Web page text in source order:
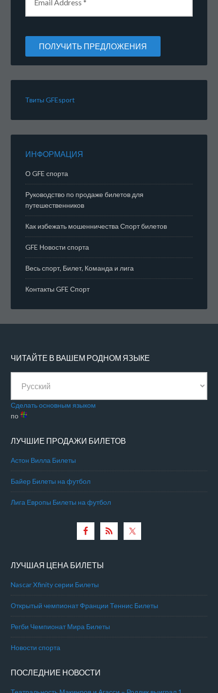
Твиты GFEsport
ИНФОРМАЦИЯ
О GFE спорта
Руководство по продаже билетов для
путешественников
Как избежать мошенничества Спорт билетов
GFE Новости спорта
Весь спорт, Билет, Команда и лига
Контакты GFE Спорт
ЧИТАЙТЕ В ВАШЕМ РОДНОМ ЯЗЫКЕ
Сделать основным языком
по
ЛУЧШИЕ ПРОДАЖИ БИЛЕТОВ
Астон Вилла Билеты
Байер Билеты на футбол
Лига Европы Билеты на футбол
ЛУЧШАЯ ЦЕНА БИЛЕТЫ
Nascar Xfinity серии Билеты
Открытый чемпионат Франции Теннис Билеты
Регби Чемпионат Мира Билеты
Новости спорта
ПОСЛЕДНИЕ НОВОСТИ